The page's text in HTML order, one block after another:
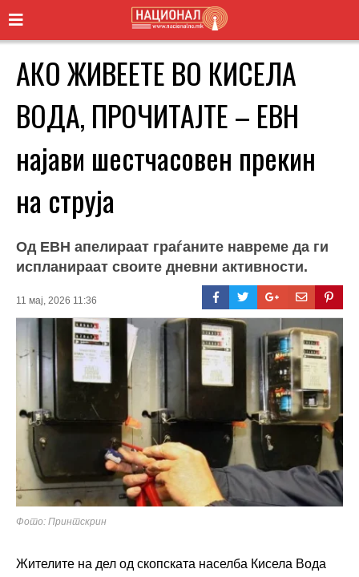
АКО ЖИВЕЕТЕ ВО КИСЕЛА
ВОДА, ПРОЧИТАЈТЕ – ЕВН
најави шестчасовен прекин
на струја
Од ЕВН апелираат граѓаните навреме да ги
испланираат своите дневни активности.
11 мај, 2026 11:36
Фото: Принтскрин
Жителите на дел од скопската населба Кисела Вода